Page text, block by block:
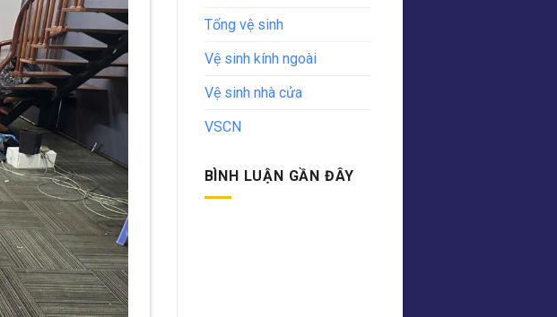
Tổng vệ sinh
Vệ sinh kính ngoài
Vệ sinh nhà cửa
VSCN
BÌNH LUẬN GẦN ĐÂY